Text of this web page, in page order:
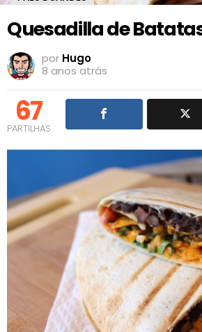
Quesadilla de
por Hugo
8 anos atrás
67
PARTILHAS